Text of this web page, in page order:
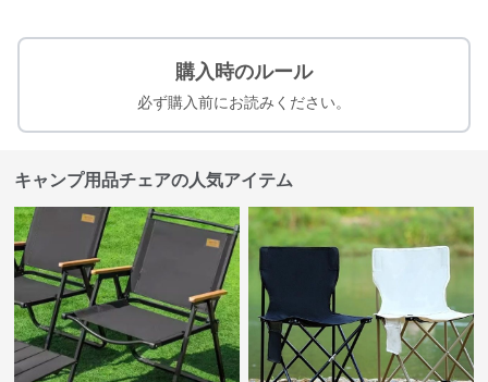
購入時のルール
必ず購入前にお読みください。
キャンプ用品チェアの人気アイテム